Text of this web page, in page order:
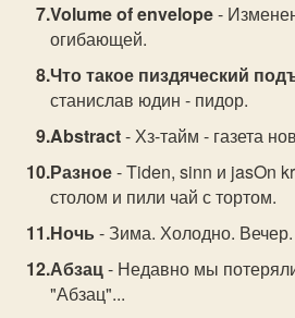
Volume of envelope-
огибающей.
Что такое пиздяческий
станислав юдин - пидор.
Abstract- Хз-тайм - газета
Разное- Tiden, sinn и jasOn
столом и пили чай с тортом.
Ночь - Зима. Холодно. Вечер.
Абзац- Недавно мы
"Абзац"...